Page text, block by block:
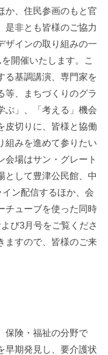
か、住民参画のもと官
是非とも皆様のご協力
ザインの取り組みの一
開催いたします。こ
る基調講演、専門家を
等、まちづくりのグラ
ぶ」、「考える」機会
皮切りに、皆様と協働
組みを進めて参りたい
会場はサン・グレート
として豊津公民館、中
ン配信するほか、会
チューブを使った同時
び3月号をご覧くださ
ますので、皆様のご来
保険・福祉の分野で
早期発見し、要介護状